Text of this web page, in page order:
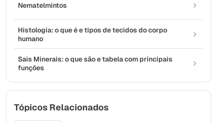
Nematelmintos
Histologia: o que é e tipos de tecidos do corpo
humano
Sais Minerais: o que são e tabela com principais
funções
Tópicos Relacionados